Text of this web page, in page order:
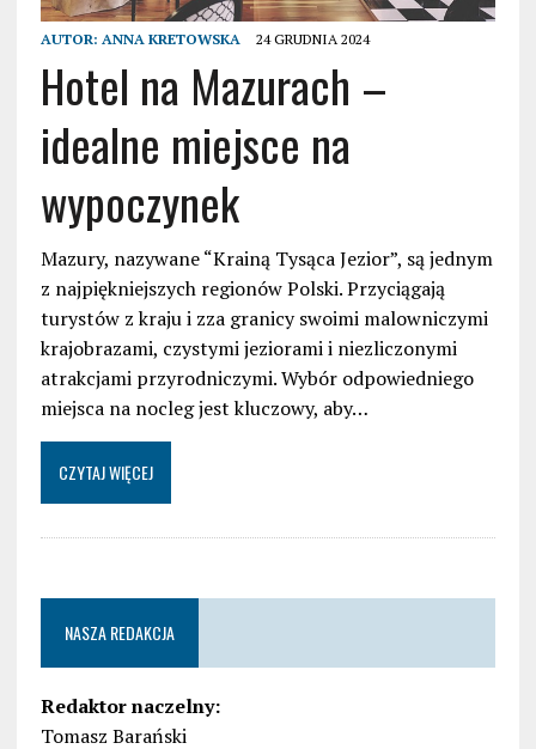
AUTOR: ANNA KRETOWSKA 24 GRUDNIA 2024
Hotel na Mazurach –
idealne miejsce na
wypoczynek
Mazury, nazywane “Krainą Tysąca Jezior”, są jednym
z najpiękniejszych regionów Polski. Przyciągają
turystów z kraju i zza granicy swoimi malowniczymi
krajobrazami, czystymi jeziorami i niezliczonymi
atrakcjami przyrodniczymi. Wybór odpowiedniego
miejsca na nocleg jest kluczowy, aby…
CZYTAJ WIĘCEJ
NASZA REDAKCJA
Redaktor naczelny:
Tomasz Barański